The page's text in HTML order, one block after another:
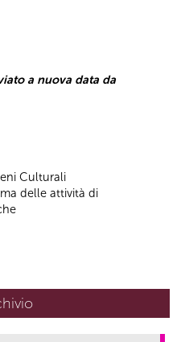
a nuova data da
Culturali
delle attività di